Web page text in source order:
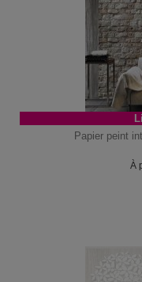
Papier peint
À